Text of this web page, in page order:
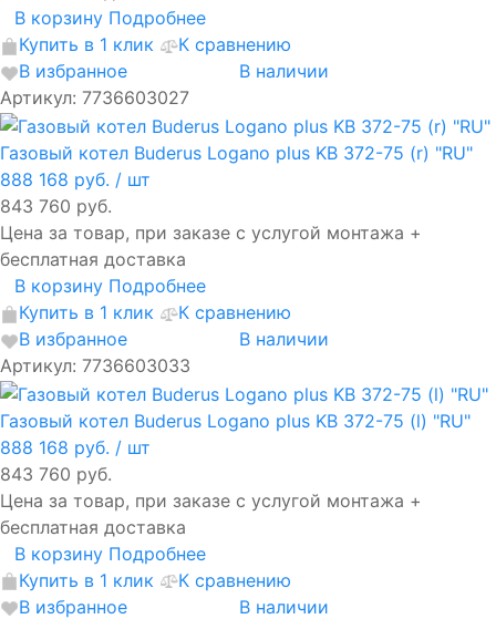
В корзину Подробнее
Купить в 1 клик
К сравнению
В избранное
В наличии
Артикул: 7736603027
Газовый котел Buderus Logano plus KB 372-75 (r) "RU"
888 168 руб. / шт
843 760 руб.
Цена за товар, при заказе с услугой монтажа +
бесплатная доставка
В корзину Подробнее
Купить в 1 клик
К сравнению
В избранное
В наличии
Артикул: 7736603033
Газовый котел Buderus Logano plus KB 372-75 (l) "RU"
888 168 руб. / шт
843 760 руб.
Цена за товар, при заказе с услугой монтажа +
бесплатная доставка
В корзину Подробнее
Купить в 1 клик
К сравнению
В избранное
В наличии